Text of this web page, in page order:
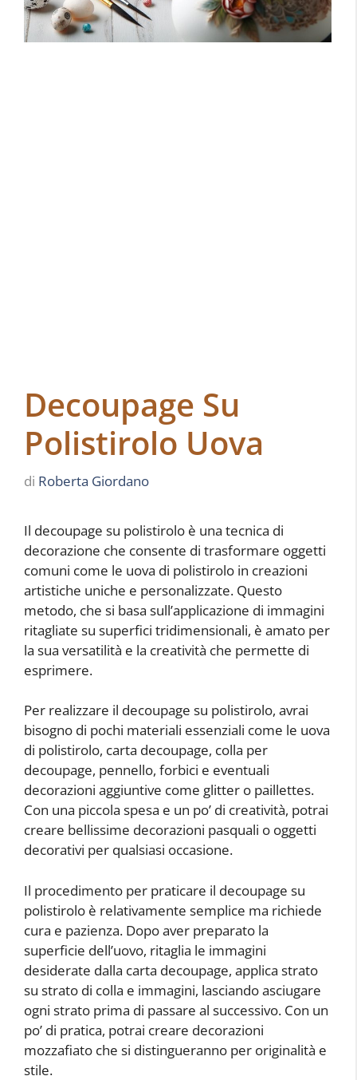
Decoupage Su
Polistirolo Uova
di Roberta Giordano
Il decoupage su polistirolo è una tecnica di
decorazione che consente di trasformare oggetti
comuni come le uova di polistirolo in creazioni
artistiche uniche e personalizzate. Questo
metodo, che si basa sull’applicazione di immagini
ritagliate su superfici tridimensionali, è amato per
la sua versatilità e la creatività che permette di
esprimere.
Per realizzare il decoupage su polistirolo, avrai
bisogno di pochi materiali essenziali come le uova
di polistirolo, carta decoupage, colla per
decoupage, pennello, forbici e eventuali
decorazioni aggiuntive come glitter o paillettes.
Con una piccola spesa e un po’ di creatività, potrai
creare bellissime decorazioni pasquali o oggetti
decorativi per qualsiasi occasione.
Il procedimento per praticare il decoupage su
polistirolo è relativamente semplice ma richiede
cura e pazienza. Dopo aver preparato la
superficie dell’uovo, ritaglia le immagini
desiderate dalla carta decoupage, applica strato
su strato di colla e immagini, lasciando asciugare
ogni strato prima di passare al successivo. Con un
po’ di pratica, potrai creare decorazioni
mozzafiato che si distingueranno per originalità e
stile.